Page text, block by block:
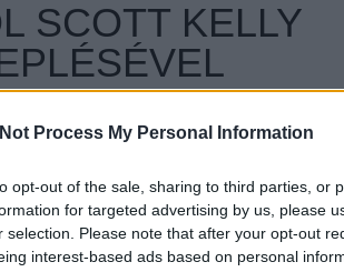
Process My Personal Information
opt-out of the sale, sharing to third parties, or
for targeted advertising by us, please
selection. Please note that after your opt-out
interest-based ads based on personal
SCOTT KELLY
a Lángoló!